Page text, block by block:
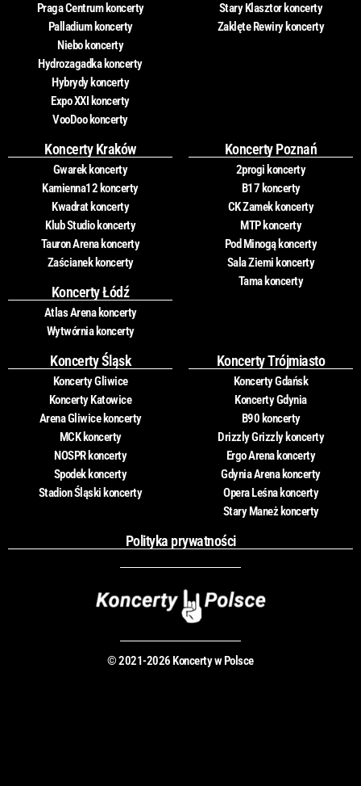
Praga Centrum koncerty
Palladium koncerty
Niebo koncerty
Hydrozagadka koncerty
Hybrydy koncerty
Expo XXI koncerty
VooDoo koncerty
Stary Klasztor koncerty
Zaklęte Rewiry koncerty
Koncerty Kraków
Gwarek koncerty
Kamienna12 koncerty
Kwadrat koncerty
Klub Studio koncerty
Tauron Arena koncerty
Zaścianek koncerty
Koncerty Łódź
Atlas Arena koncerty
Wytwórnia koncerty
Koncerty Poznań
2progi koncerty
B17 koncerty
CK Zamek koncerty
MTP koncerty
Pod Minogą koncerty
Sala Ziemi koncerty
Tama koncerty
Koncerty Śląsk
Koncerty Gliwice
Koncerty Katowice
Arena Gliwice koncerty
MCK koncerty
NOSPR koncerty
Spodek koncerty
Stadion Śląski koncerty
Koncerty Trójmiasto
Koncerty Gdańsk
Koncerty Gdynia
B90 koncerty
Drizzly Grizzly koncerty
Ergo Arena koncerty
Gdynia Arena koncerty
Opera Leśna koncerty
Stary Maneż koncerty
Polityka prywatności
© 2021-2026 Koncerty w Polsce